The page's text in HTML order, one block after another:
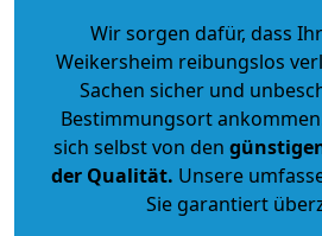
Wir sorgen dafür, dass
Weikersheim reibungslos
Sachen sicher und
Bestimmungsort
sich selbst von den
der Qualität. Unsere
Sie garantiert